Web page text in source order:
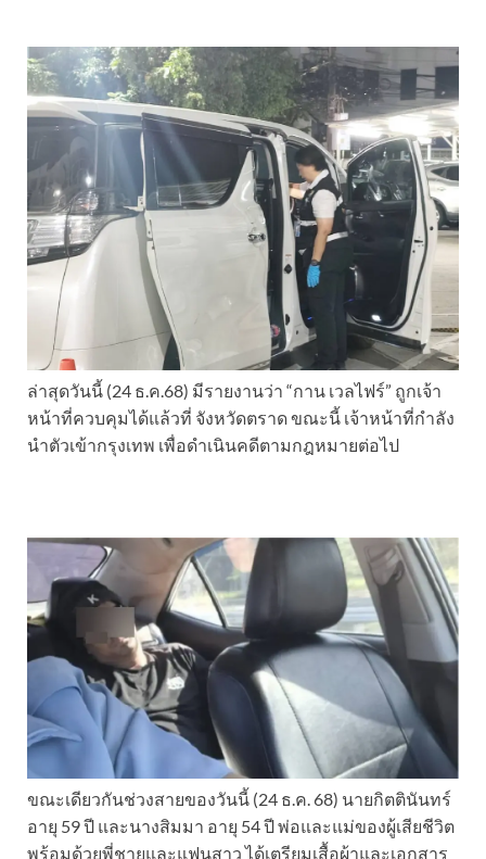
ล่าสุดวันนี้ (24 ธ.ค.68) มีรายงานว่า “กาน เวลไฟร์” ถูกเจ้า
หน้าที่ควบคุมได้แล้วที่ จังหวัดตราด ขณะนี้ เจ้าหน้าที่กำลัง
นำตัวเข้ากรุงเทพ เพื่อดำเนินคดีตามกฎหมายต่อไป
ขณะเดียวกันช่วงสายของวันนี้ (24 ธ.ค. 68) นายกิตตินันทร์
อายุ 59 ปี และนางสิมมา อายุ 54 ปี พ่อและแม่ของผู้เสียชีวิต
พร้อมด้วยพี่ชายและแฟนสาว ได้เตรียมเสื้อผ้าและเอกสาร